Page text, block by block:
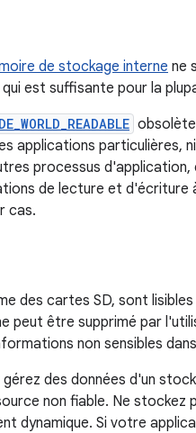
de stockage interne ne
est suffisante pour la
applications particulières,
processus d'application,
de lecture et
cas.
des cartes SD, sont
peut être supprimé par
non sensibles
des données d'un
non fiable. Ne stockez
dynamique. Si votre